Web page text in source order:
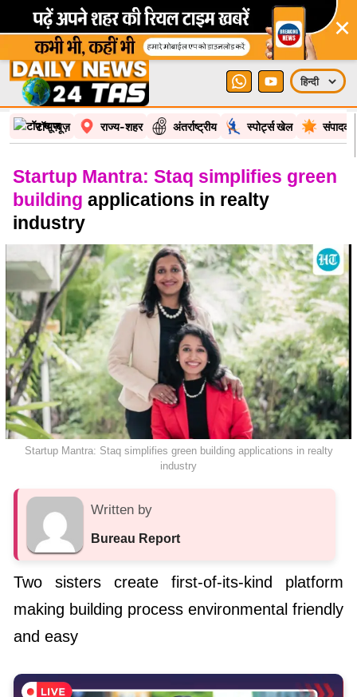
×
टॉप न्यूज़ राज्य-शहर अंतर्राष्ट्रीय स्पोर्ट्स खेल
Startup Mantra: Staq simplifies green
building applications in realty
industry
Startup Mantra: Staq simplifies green building applications in realty
industry
Written by
Bureau Report
Two sisters create first-of-its-kind platform
making building process environmental friendly
and easy